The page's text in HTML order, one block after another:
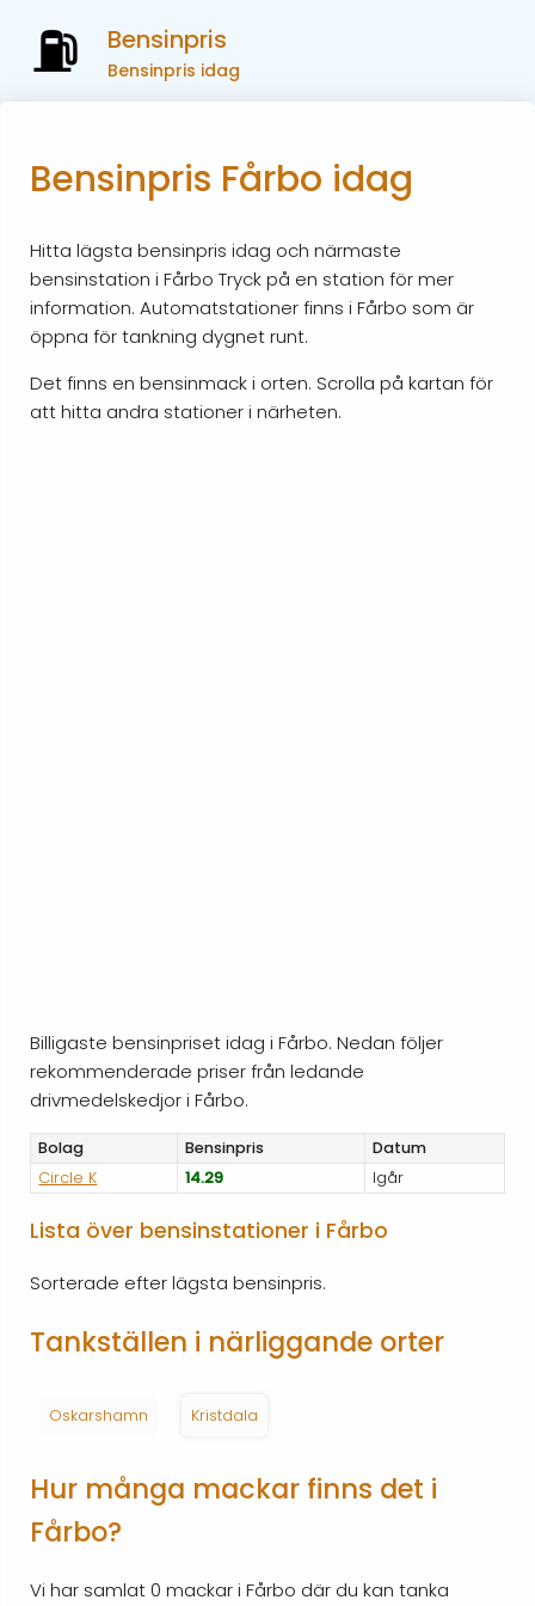
Bensinpris
Bensinpris idag
Bensinpris Fårbo idag
Hitta lägsta bensinpris idag och närmaste
bensinstation i Fårbo Tryck på en station för mer
information. Automatstationer finns i Fårbo som är
öppna för tankning dygnet runt.
Det finns en bensinmack i orten. Scrolla på kartan för
att hitta andra stationer i närheten.
Billigaste bensinpriset idag i Fårbo. Nedan följer
rekommenderade priser från ledande
drivmedelskedjor i Fårbo.
Bolag Bensinpris
Datum
Circle K
14.29 Igår
Lista över bensinstationer i Fårbo
Sorterade efter lägsta bensinpris.
Tankställen i närliggande orter
Oskarshamn Kristdala
Hur många mackar finns det i
Fårbo?
Vi har samlat 0 mackar i Fårbo där du kan tanka